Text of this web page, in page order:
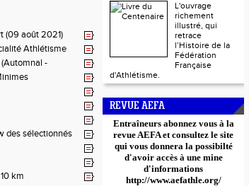
(09 août 2021)
Athlétisme
-
des sélectionnés
km
L'ouvrage
richement
illustré, qui
retrace
l’Histoire de la
Fédération
Française
d'Athlétisme.
REVUE AEFA
Entraîneurs abonnez vous à la
revue AEFA et consultez le site
qui vous donnera la possibilté
d'avoir accès à une mine
d'informations
http://www.aefathle.org/